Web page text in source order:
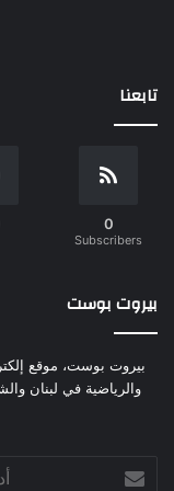
تابعنا
0
Subscribers
بيروت بوست
بيروت بوست، موقع
والرياضية في لبنان